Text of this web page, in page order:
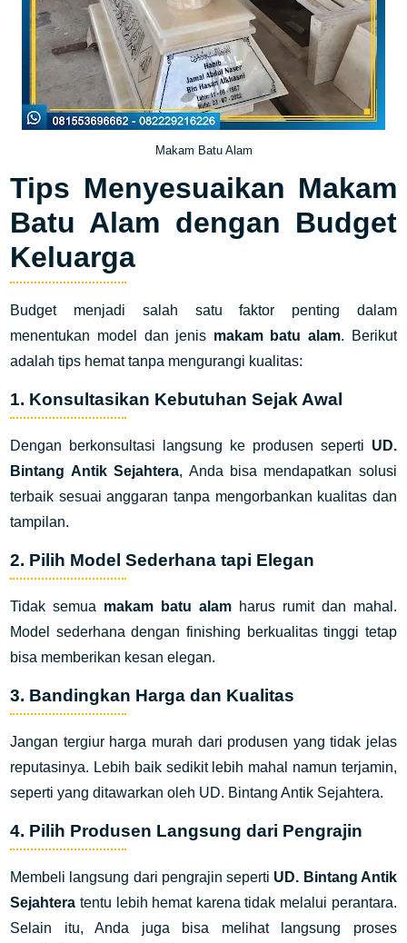
Makam Batu Alam
Tips Menyesuaikan Makam
Batu Alam dengan Budget
Keluarga
Budget menjadi salah satu faktor penting dalam
menentukan model dan jenis makam batu alam. Berikut
adalah tips hemat tanpa mengurangi kualitas:
1. Konsultasikan Kebutuhan Sejak Awal
Dengan berkonsultasi langsung ke produsen seperti UD.
Bintang Antik Sejahtera, Anda bisa mendapatkan solusi
terbaik sesuai anggaran tanpa mengorbankan kualitas dan
tampilan.
2. Pilih Model Sederhana tapi Elegan
Tidak semua makam batu alam harus rumit dan mahal.
Model sederhana dengan finishing berkualitas tinggi tetap
bisa memberikan kesan elegan.
3. Bandingkan Harga dan Kualitas
Jangan tergiur harga murah dari produsen yang tidak jelas
reputasinya. Lebih baik sedikit lebih mahal namun terjamin,
seperti yang ditawarkan oleh UD. Bintang Antik Sejahtera.
4. Pilih Produsen Langsung dari Pengrajin
Membeli langsung dari pengrajin seperti UD. Bintang Antik
Sejahtera tentu lebih hemat karena tidak melalui perantara.
Selain itu, Anda juga bisa melihat langsung proses